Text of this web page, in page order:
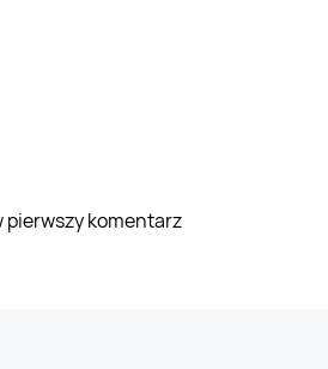
pierwszy komentarz